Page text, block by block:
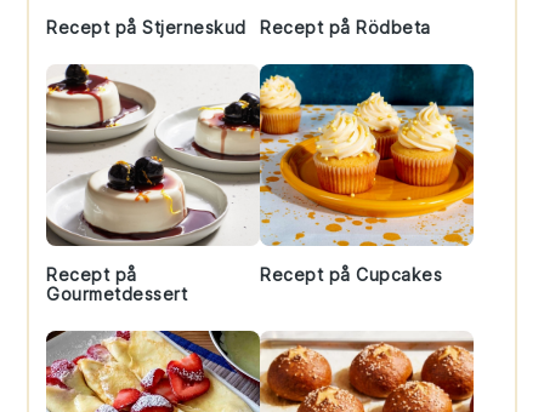
Recept på Stjerneskud Recept på Rödbeta
Recept på
Gourmetdessert
Recept på Cupcakes